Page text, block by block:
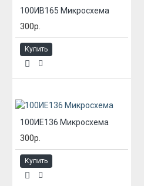
100ИВ165 Микросхема
300р.
Купить
100ИЕ136 Микросхема
300р.
Купить